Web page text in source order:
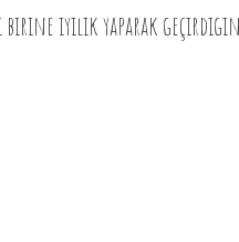
birine iyilik yaparak